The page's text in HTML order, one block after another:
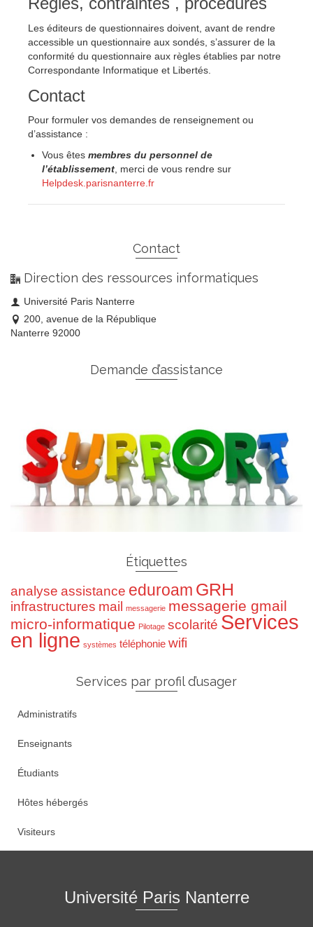
Les éditeurs de questionnaires doivent, avant de rendre
accessible un questionnaire aux sondés, s’assurer de la
conformité du questionnaire aux règles établies par notre
Correspondante Informatique et Libertés.
Contact
Pour formuler vos demandes de renseignement ou
d’assistance :
Vous êtes membres du personnel de
l’établissement , merci de vous rendre sur
Helpdesk.parisnanterre.fr
Contact
Direction des ressources informatiques
Université Paris Nanterre
200, avenue de la République
Nanterre 92000
Demande d’assistance
Étiquettes
analyse assistance eduroam GRH
infrastructures mail messagerie messagerie gmail
micro-informatique Pilotage scolarité Services
en ligne systèmes téléphonie wifi
Services par profil d’usager
Administratifs
Enseignants
Étudiants
Hôtes hébergés
Visiteurs
Université Paris Nanterre